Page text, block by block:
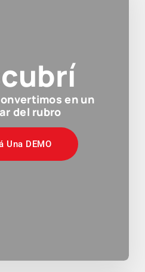
en un
del rubro
Una DEMO